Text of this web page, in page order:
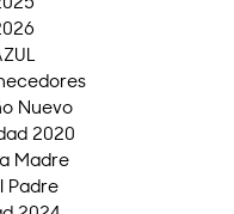
Nuevo
2020
Madre
Padre